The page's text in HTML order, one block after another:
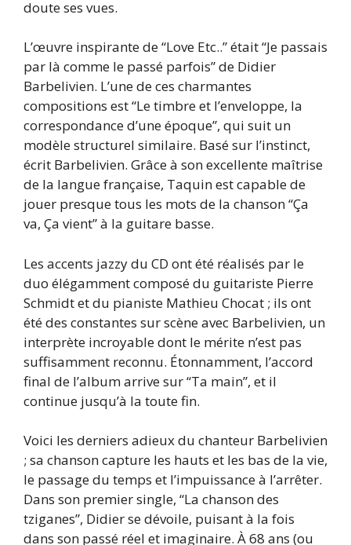
doute ses vues.
L’œuvre inspirante de “Love Etc..” était “Je passais
par là comme le passé parfois” de Didier
Barbelivien. L’une de ces charmantes
compositions est “Le timbre et l’enveloppe, la
correspondance d’une époque”, qui suit un
modèle structurel similaire. Basé sur l’instinct,
écrit Barbelivien. Grâce à son excellente maîtrise
de la langue française, Taquin est capable de
jouer presque tous les mots de la chanson “Ça
va, Ça vient” à la guitare basse.
Les accents jazzy du CD ont été réalisés par le
duo élégamment composé du guitariste Pierre
Schmidt et du pianiste Mathieu Chocat ; ils ont
été des constantes sur scène avec Barbelivien, un
interprète incroyable dont le mérite n’est pas
suffisamment reconnu. Étonnamment, l’accord
final de l’album arrive sur “Ta main”, et il
continue jusqu’à la toute fin.
Voici les derniers adieux du chanteur Barbelivien
; sa chanson capture les hauts et les bas de la vie,
le passage du temps et l’impuissance à l’arrêter.
Dans son premier single, “La chanson des
tziganes”, Didier se dévoile, puisant à la fois
dans son passé réel et imaginaire. À 68 ans (ou